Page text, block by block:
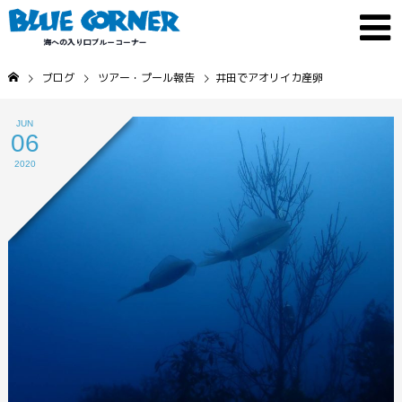
ブログ ツアー・プール報告 井田でアオリイカ産卵
JUN
06
2020